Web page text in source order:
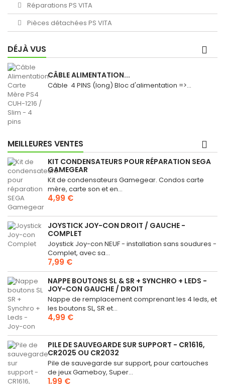
Réparations PS VITA
Pièces détachées PS VITA
DÉJÀ VUS
CÂBLE ALIMENTATION...
Câble 4 PINS (long) Bloc d'alimentation =>...
MEILLEURES VENTES
KIT CONDENSATEURS POUR RÉPARATION SEGA
GAMEGEAR
Kit de condensateurs Gamegear. Condos carte
mère, carte son et en...
4,99 €
JOYSTICK JOY-CON DROIT / GAUCHE -
COMPLET
Joystick Joy-con NEUF - installation sans soudures -
Complet, avec sa...
7,99 €
NAPPE BOUTONS SL & SR + SYNCHRO + LEDS -
JOY-CON GAUCHE / DROIT
Nappe de remplacement comprenant les 4 leds, et
les boutons SL, SR et...
4,99 €
PILE DE SAUVEGARDE SUR SUPPORT - CR1616,
CR2025 OU CR2032
Pile de sauvegarde sur support, pour cartouches
de jeux Gameboy, Super...
1,99 €